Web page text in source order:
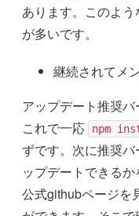
あります。このよ
が多いです。
継続されてメ
アップデート推奨バ
これで一応
npm
ずです。次に推奨
ップデートできる
公式githubページを